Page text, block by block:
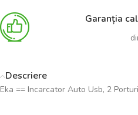
Garanția
Descriere
Eka == Incarcator Auto Usb, 2 Porturi